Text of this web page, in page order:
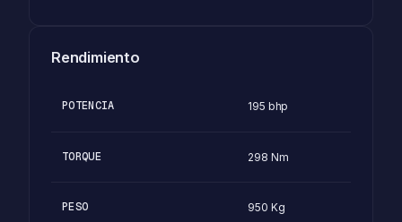
Rendimiento
POTENCIA 195 bhp
TORQUE 298 Nm
PESO 950 Kg